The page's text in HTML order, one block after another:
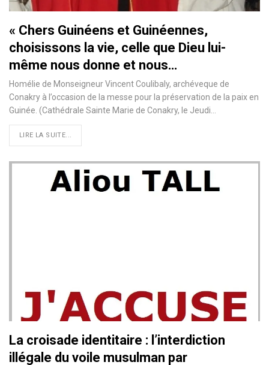
« Chers Guinéens et Guinéennes,
choisissons la vie, celle que Dieu lui-
même nous donne et nous…
Homélie de Monseigneur Vincent Coulibaly, archéveque de
Conakry à l’occasion de la messe pour la préservation de la paix en
Guinée. (Cathédrale Sainte Marie de Conakry, le Jeudi
LIRE LA SUITE...
La croisade identitaire : l’interdiction
illégale du voile musulman par